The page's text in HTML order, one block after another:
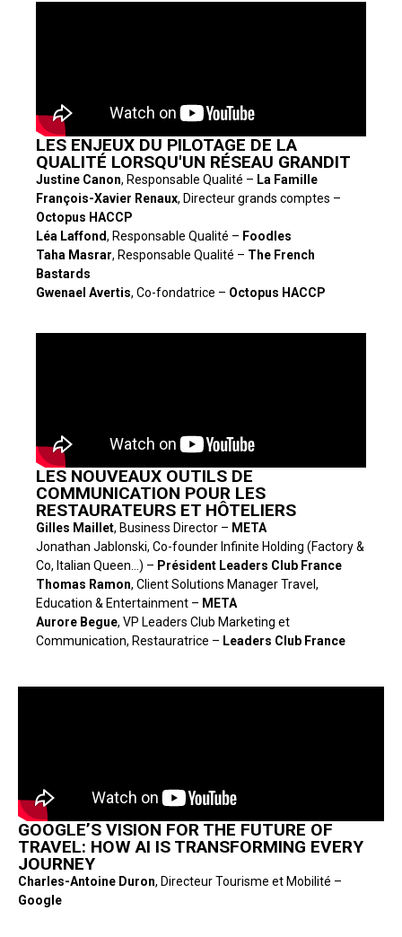
LES ENJEUX DU PILOTAGE DE LA
QUALITÉ LORSQU'UN RÉSEAU GRANDIT
Justine Canon, Responsable Qualité – La Famille
François-Xavier Renaux, Directeur grands comptes –
Octopus HACCP
Léa Laffond, Responsable Qualité – Foodles
Taha Masrar, Responsable Qualité – The French
Bastards
Gwenael Avertis, Co-fondatrice – Octopus HACCP
LES NOUVEAUX OUTILS DE
COMMUNICATION POUR LES
RESTAURATEURS ET HÔTELIERS
Gilles Maillet, Business Director – META
Jonathan Jablonski, Co-founder Infinite Holding (Factory &
Co, Italian Queen…) – Président Leaders Club France
Thomas Ramon, Client Solutions Manager Travel,
Education & Entertainment – META
Aurore Begue, VP Leaders Club Marketing et
Communication, Restauratrice – Leaders Club France
GOOGLE’S VISION FOR THE FUTURE OF
TRAVEL: HOW AI IS TRANSFORMING EVERY
JOURNEY
Charles-Antoine Duron, Directeur Tourisme et Mobilité –
Google